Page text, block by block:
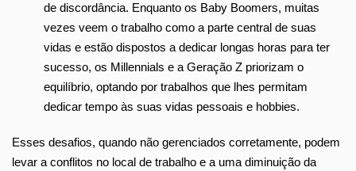
de discordância. Enquanto os Baby Boomers, muitas
vezes veem o trabalho como a parte central de suas
vidas e estão dispostos a dedicar longas horas para ter
sucesso, os Millennials e a Geração Z priorizam o
equilíbrio, optando por trabalhos que lhes permitam
dedicar tempo às suas vidas pessoais e hobbies.
Esses desafios, quando não gerenciados corretamente, podem
levar a conflitos no local de trabalho e a uma diminuição da